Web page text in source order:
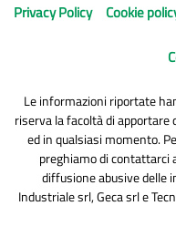
Privacy Policy Cookie
Le informazioni riportate
riserva la facoltà di apportare
ed in qualsiasi momento.
preghiamo di contattarci
diffusione abusive delle
Industriale srl, Geca srl e